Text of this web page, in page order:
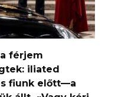
férjem
iliated
fiunk előtt—a